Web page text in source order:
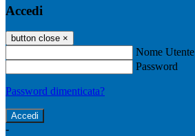
Accedi
button close ×
Nome Utente
Password
Password dimenticata?
-